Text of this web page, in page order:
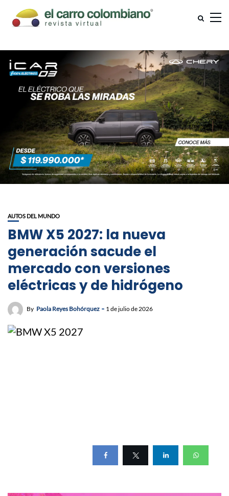
AUTOS DEL MUNDO
BMW X5 2027: la nueva
generación sacude el
mercado con versiones
eléctricas y de hidrógeno
By Paola Reyes Bohórquez 1 de julio de 2026